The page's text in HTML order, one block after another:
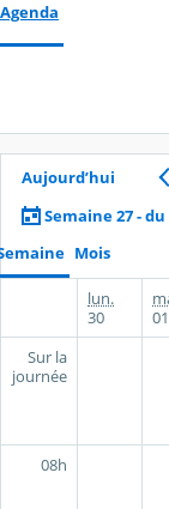
Agenda
Aujourd’hui
Semaine 27 -
Mois
lun.
30
01
Sur la
journée
08h